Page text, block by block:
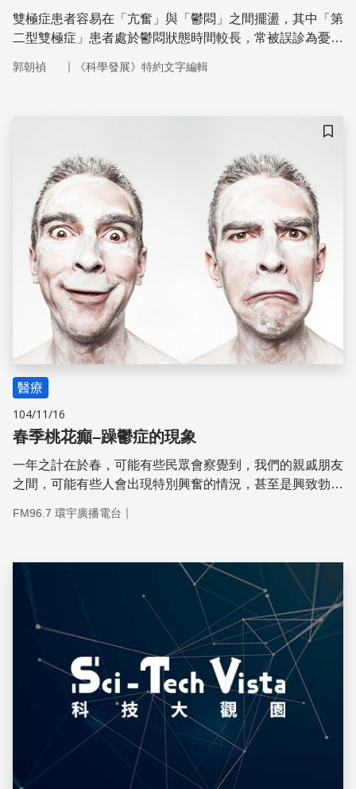
雙極症患者容易在「亢奮」與「鬱悶」之間擺盪，其中「第
二型雙極症」患者處於鬱悶狀態時間較長，常被誤診為憂鬱
礙指標？在未來，血液中神經滋養因子（BDNF）的濃度高
郭朝禎 ｜ 《科學發展》特約文字編輯
儲存
醫療
104/11/16
春季桃花癲–躁鬱症的現象
一年之計在於春，可能有些民眾會察覺到，我們的親戚朋友
之間，可能有些人會出現特別興奮的情況，甚至是興致勃勃
FM96.7 環宇廣播電台 ｜
儲存